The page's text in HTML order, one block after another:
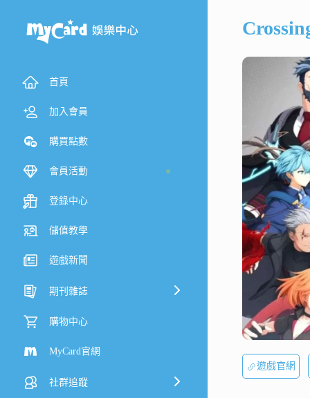
首頁
加入會員
購買點數
會員活動
登錄中心
儲值教學
遊戲新聞
期刊雜誌
購物中心
MyCard官網
社群追蹤
遊戲官網